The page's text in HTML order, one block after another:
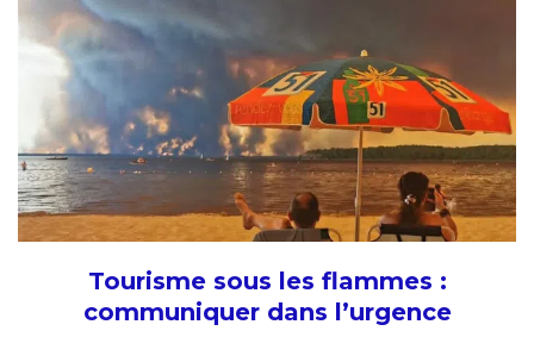
Tourisme sous les flammes :
communiquer dans l’urgence